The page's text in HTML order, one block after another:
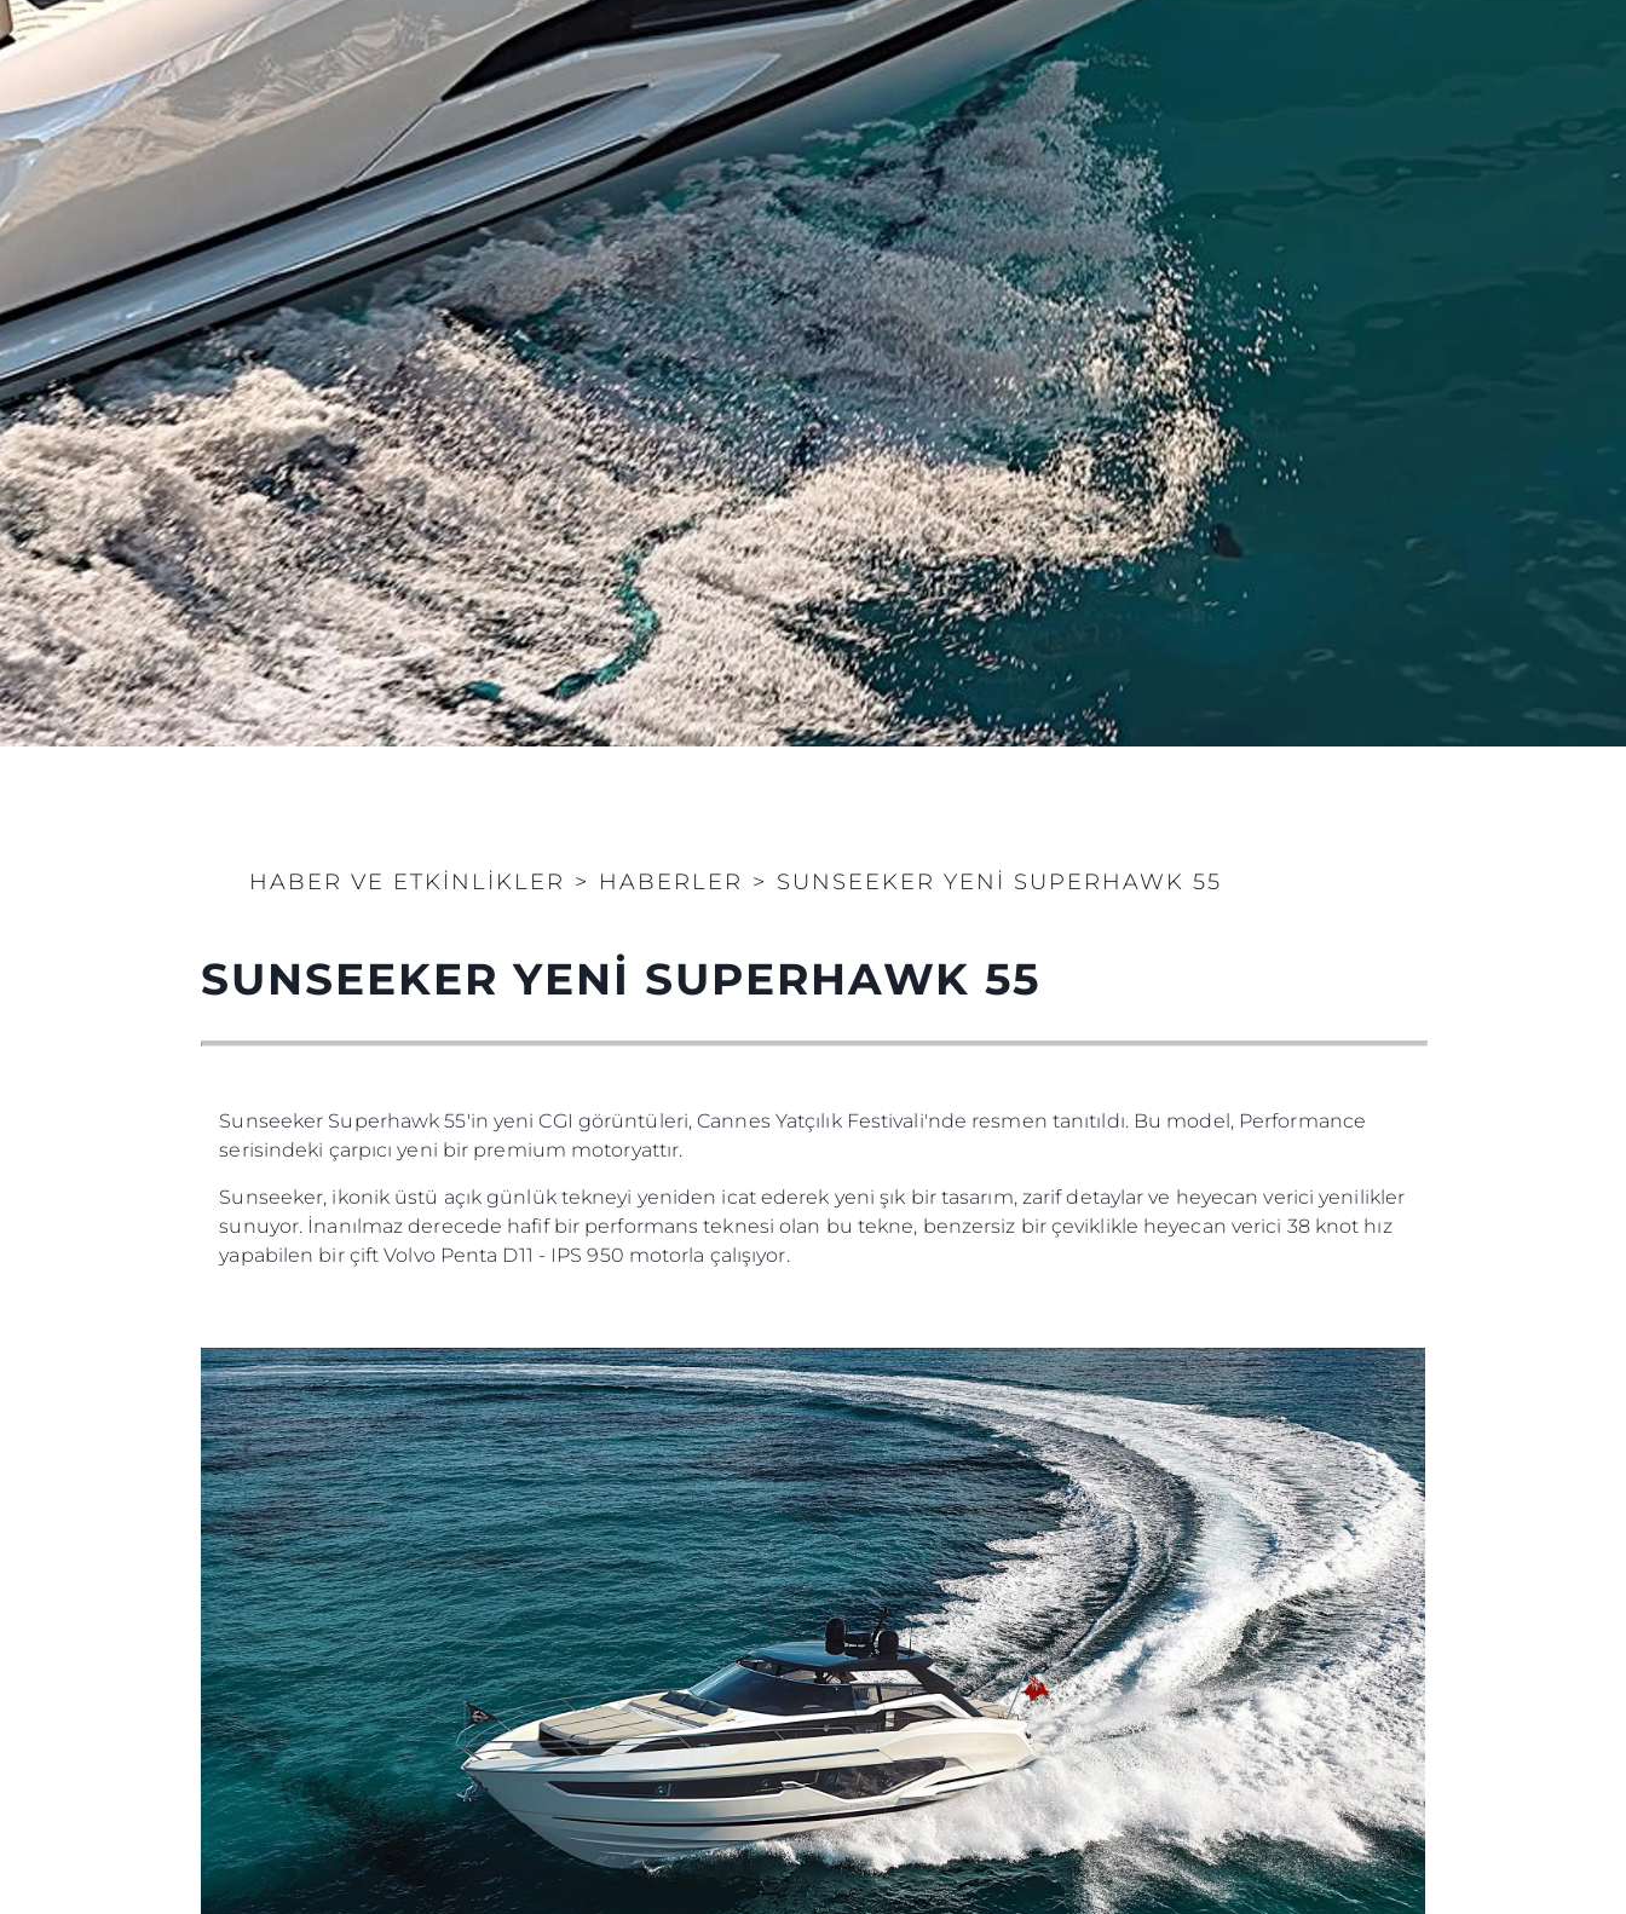
HABER VE ETKINLIKLER > HABERLER > SUNSEEKER YENİ SUPERHAWK 55
SUNSEEKER YENİ SUPERHAWK 55
Sunseeker Superhawk 55'in yeni CGI görüntüleri, Cannes Yatçılık Festivali'nde resmen tanıtıldı. Bu model, Performance
serisindeki çarpıcı yeni bir premium motoryattır.
Sunseeker, ikonik üstü açık günlük tekneyi yeniden icat ederek yeni şık bir tasarım, zarif detaylar ve heyecan verici yenilikler
sunuyor. İnanılmaz derecede hafif bir performans teknesi olan bu tekne, benzersiz bir çeviklikle heyecan verici 38 knot hız
yapabilen bir çift Volvo Penta D11 - IPS 950 motorla çalışıyor.